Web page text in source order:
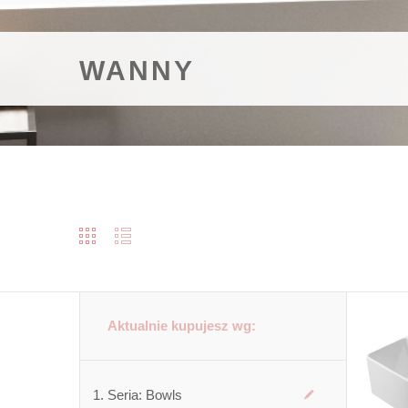
WANNY
Aktualnie kupujesz wg:
Seria: Bowls